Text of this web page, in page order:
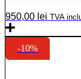
950,00 lei TVA
-10%